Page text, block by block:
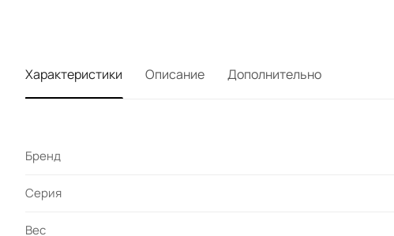
Характеристики Описание Дополнительно
Бренд
Серия
Вес